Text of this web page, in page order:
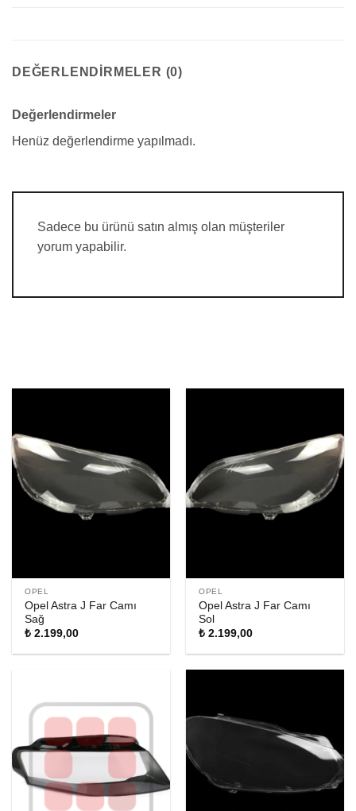
DEĞERLENDIRMELER (0)
Değerlendirmeler
Henüz değerlendirme yapılmadı.
Sadece bu ürünü satın almış olan müşteriler
yorum yapabilir.
OPEL
Opel Astra J Far Camı
Sağ
₺ 2.199,00
OPEL
Opel Astra J Far Camı
Sol
₺ 2.199,00